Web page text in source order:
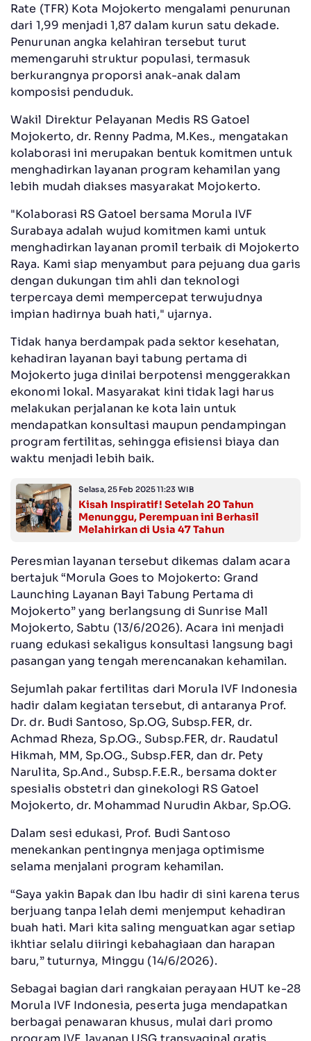
Rate (TFR) Kota Mojokerto mengalami penurunan
dari 1,99 menjadi 1,87 dalam kurun satu dekade.
Penurunan angka kelahiran tersebut turut
memengaruhi struktur populasi, termasuk
berkurangnya proporsi anak-anak dalam
komposisi penduduk.
Wakil Direktur Pelayanan Medis RS Gatoel
Mojokerto, dr. Renny Padma, M.Kes., mengatakan
kolaborasi ini merupakan bentuk komitmen untuk
menghadirkan layanan program kehamilan yang
lebih mudah diakses masyarakat Mojokerto.
"Kolaborasi RS Gatoel bersama Morula IVF
Surabaya adalah wujud komitmen kami untuk
menghadirkan layanan promil terbaik di Mojokerto
Raya. Kami siap menyambut para pejuang dua garis
dengan dukungan tim ahli dan teknologi
terpercaya demi mempercepat terwujudnya
impian hadirnya buah hati," ujarnya.
Tidak hanya berdampak pada sektor kesehatan,
kehadiran layanan bayi tabung pertama di
Mojokerto juga dinilai berpotensi menggerakkan
ekonomi lokal. Masyarakat kini tidak lagi harus
melakukan perjalanan ke kota lain untuk
mendapatkan konsultasi maupun pendampingan
program fertilitas, sehingga efisiensi biaya dan
waktu menjadi lebih baik.
Selasa, 25 Feb 2025 11:23 WIB
Kisah Inspiratif! Setelah 20 Tahun
Menunggu, Perempuan ini Berhasil
Melahirkan di Usia 47 Tahun
Peresmian layanan tersebut dikemas dalam acara
bertajuk “Morula Goes to Mojokerto: Grand
Launching Layanan Bayi Tabung Pertama di
Mojokerto” yang berlangsung di Sunrise Mall
Mojokerto, Sabtu (13/6/2026). Acara ini menjadi
ruang edukasi sekaligus konsultasi langsung bagi
pasangan yang tengah merencanakan kehamilan.
Sejumlah pakar fertilitas dari Morula IVF Indonesia
hadir dalam kegiatan tersebut, di antaranya Prof.
Dr. dr. Budi Santoso, Sp.OG, Subsp.FER, dr.
Achmad Rheza, Sp.OG., Subsp.FER, dr. Raudatul
Hikmah, MM, Sp.OG., Subsp.FER, dan dr. Pety
Narulita, Sp.And., Subsp.F.E.R., bersama dokter
spesialis obstetri dan ginekologi RS Gatoel
Mojokerto, dr. Mohammad Nurudin Akbar, Sp.OG.
Dalam sesi edukasi, Prof. Budi Santoso
menekankan pentingnya menjaga optimisme
selama menjalani program kehamilan.
“Saya yakin Bapak dan Ibu hadir di sini karena terus
berjuang tanpa lelah demi menjemput kehadiran
buah hati. Mari kita saling menguatkan agar setiap
ikhtiar selalu diiringi kebahagiaan dan harapan
baru,” tuturnya, Minggu (14/6/2026).
Sebagai bagian dari rangkaian perayaan HUT ke-28
Morula IVF Indonesia, peserta juga mendapatkan
berbagai penawaran khusus, mulai dari promo